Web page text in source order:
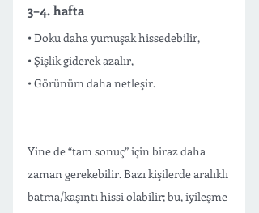
3–4. hafta
• Doku daha yumuşak hissedebilir,
• Şişlik giderek azalır,
• Görünüm daha netleşir.
Yine de “tam sonuç” için biraz daha
zaman gerekebilir. Bazı kişilerde aralıklı
batma/kaşıntı hissi olabilir; bu, iyileşme